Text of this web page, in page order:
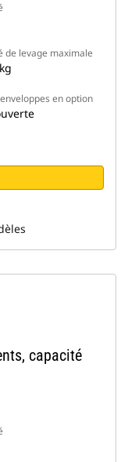
de levage maximale
en option
capacité